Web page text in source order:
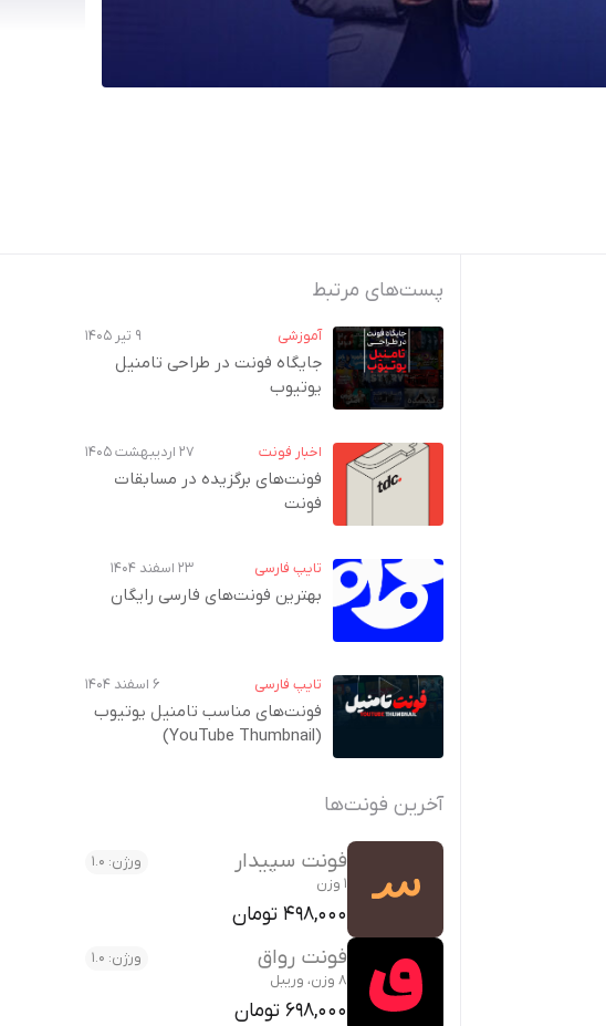
پست‌های مرتبط
آموزشی ۹ تیر ۱۴۰۵
جایگاه فونت در طراحی تامنیل
یوتیوب
اخبار فونت ۲۷ اردیبهشت ۱۴۰۵
فونت‌های برگزیده در مسابقات
فونت
تایپ فارسی ۲۳ اسفند ۱۴۰۴
بهترین فونت‌های فارسی رایگان
تایپ فارسی ۶ اسفند ۱۴۰۴
فونت‌های مناسب تامنیل یوتیوب
(YouTube Thumbnail)
آخرین فونت‌ها
فونت سپیدار
ورژن: 1.0
1 وزن
498,000 تومان
فونت رواق
ورژن: 1.0
8 وزن، وریبل
698,000 تومان